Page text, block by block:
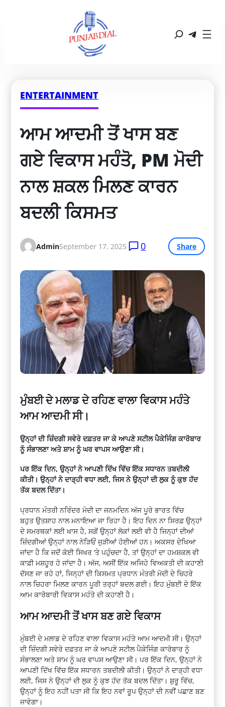
ENTERTAINMENT
ਆਮ ਆਦਮੀ ਤੋਂ ਖਾਸ ਬਣ
ਗਏ ਵਿਕਾਸ ਮਹੰਤੋ, PM ਮੋਦੀ
ਨਾਲ ਸ਼ਕਲ ਮਿਲਣ ਕਾਰਨ
ਬਦਲੀ ਕਿਸਮਤ
AdminSeptember 17, 2025 0 Share
ਮੁੰਬਈ ਦੇ ਮਲਾਡ ਦੇ ਰਹਿਣ ਵਾਲਾ ਵਿਕਾਸ ਮਹੰਤੇ
ਆਮ ਆਦਮੀ ਸੀ।
ਉਨ੍ਹਾਂ ਦੀ ਜ਼ਿੰਦਗੀ ਸਵੇਰੇ ਦਫ਼ਤਰ ਜਾ ਕੇ ਆਪਣੇ ਸਟੀਲ ਪੈਕੇਜਿੰਗ ਕਾਰੋਬਾਰ
ਨੂੰ ਸੰਭਾਲਣਾ ਅਤੇ ਸ਼ਾਮ ਨੂੰ ਘਰ ਵਾਪਸ ਆਉਣਾ ਸੀ।
ਪਰ ਇੱਕ ਦਿਨ, ਉਨ੍ਹਾਂ ਨੇ ਆਪਣੀ ਦਿੱਖ ਵਿੱਚ ਇੱਕ ਸਧਾਰਨ ਤਬਦੀਲੀ
ਕੀਤੀ। ਉਨ੍ਹਾਂ ਨੇ ਦਾੜ੍ਹੀ ਵਧਾ ਲਈ, ਜਿਸ ਨੇ ਉਨ੍ਹਾਂ ਦੀ ਲੁਕ ਨੂੰ ਕੁਝ ਹੱਦ
ਤੱਕ ਬਦਲ ਦਿੱਤਾ।
ਪ੍ਰਧਾਨ ਮੰਤਰੀ ਨਰਿੰਦਰ ਮੋਦੀ ਦਾਜਨਮਦਿਨ ਅੱਜ ਪੂਰੇ ਭਾਰਤ ਵਿੱਚ
ਬਹੁਤਉਤਸ਼ਾਹਨਾਲ ਮਨਾਇਆ ਜਾ ਰਿਹਾ ਹੈ। ਇਹ ਦਿਨ ਨਾਸਿਰਫ਼ਉਨ੍ਹਾਂ
ਦੇ ਸਮਰਥਕਾਂ ਲਈ ਖਾਸ ਹੈ, ਸਗੋਂ ਉਨ੍ਹਾਂ ਲੋਕਾਂ ਲਈ ਵੀ ਹੈ ਜਿਨ੍ਹਾਂ ਦੀਆਂ
ਜ਼ਿੰਦਗੀਆਂ ਉਨ੍ਹਾਂ ਨਾਲ ਨੇੜਿਓਂ ਜੁੜੀਆਂ ਹੋਈਆਂ ਹਨ। ਅਕਸਰ ਦੇਖਿਆ
ਜਾਂਦਾ ਹੈ ਕਿ ਜਦੋਂ ਕੋਈ ਸਿਖਰ ‘ਤੇ ਪਹੁੰਚਦਾ ਹੈ, ਤਾਂ ਉਨ੍ਹਾਂ ਦਾਹਮਸ਼ਕਲਵੀ
ਕਾਫ਼ੀਮਸ਼ਹੂਰਹੋ ਜਾਂਦਾ ਹੈ। ਅੱਜ, ਅਸੀਂ ਇੱਕ ਅਜਿਹੇ ਵਿਅਕਤੀ ਦੀ ਕਹਾਣੀ
ਦੱਸਣ ਜਾ ਰਹੇ ਹਾਂ, ਜਿਨ੍ਹਾਂ ਦੀ ਕਿਸਮਤ ਪ੍ਰਧਾਨ ਮੰਤਰੀ ਮੋਦੀਦੇ ਚਿਹਰੇ
ਨਾਲ ਚਿਹਰਾ ਮਿਲਣ ਕਾਰਨ ਪੂਰੀ ਤਰ੍ਹਾਂ ਬਦਲ ਗਈ।ਇਹ ਮੁੰਬਈ ਦੇ ਇੱਕ
ਆਮ ਕਾਰੋਬਾਰੀ ਵਿਕਾਸਮਹੰਤੇਦੀ ਕਹਾਣੀ ਹੈ।
ਆਮ ਆਦਮੀ ਤੋਂ ਖਾਸ ਬਣ ਗਏ ਵਿਕਾਸ
ਮੁੰਬਈ ਦੇਮਲਾਡਦੇ ਰਹਿਣ ਵਾਲਾ ਵਿਕਾਸਮਹੰਤੇਆਮ ਆਦਮੀ ਸੀ। ਉਨ੍ਹਾਂ
ਦੀ ਜ਼ਿੰਦਗੀ ਸਵੇਰੇ ਦਫ਼ਤਰ ਜਾ ਕੇ ਆਪਣੇ ਸਟੀਲਪੈਕੇਜਿੰਗ ਕਾਰੋਬਾਰ ਨੂੰ
ਸੰਭਾਲਣਾ ਅਤੇਸ਼ਾਮਨੂੰ ਘਰ ਵਾਪਸ ਆਉਣਾ ਸੀ। ਪਰ ਇੱਕ ਦਿਨ, ਉਨ੍ਹਾਂ ਨੇ
ਆਪਣੀ ਦਿੱਖ ਵਿੱਚ ਇੱਕ ਸਧਾਰਨ ਤਬਦੀਲੀ ਕੀਤੀ। ਉਨ੍ਹਾਂ ਨੇ ਦਾੜ੍ਹੀ ਵਧਾ
ਲਈ, ਜਿਸ ਨੇ ਉਨ੍ਹਾਂ ਦੀ ਲੁਕ ਨੂੰ ਕੁਝ ਹੱਦ ਤੱਕ ਬਦਲ ਦਿੱਤਾ।ਸ਼ੁਰੂ ਵਿੱਚ,
ਉਨ੍ਹਾਂ ਨੂੰ ਇਹ ਨਹੀਂ ਪਤਾ ਸੀ ਕਿ ਇਹ ਨਵਾਂ ਰੂਪ ਉਨ੍ਹਾਂ ਦੀ ਨਵੀਂ ਪਛਾਣ ਬਣ
ਜਾਵੇਗਾ।